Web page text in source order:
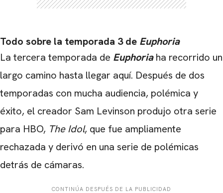
Todo sobre la temporada 3 de Euphoria
La tercera temporada de Euphoria ha recorrido un
largo camino hasta llegar aquí. Después de dos
temporadas con mucha audiencia, polémica y
éxito, el creador Sam Levinson produjo otra serie
para HBO, The Idol, que fue ampliamente
rechazada y derivó en una serie de polémicas
detrás de cámaras.
CONTINÚA DESPUÉS DE LA PUBLICIDAD